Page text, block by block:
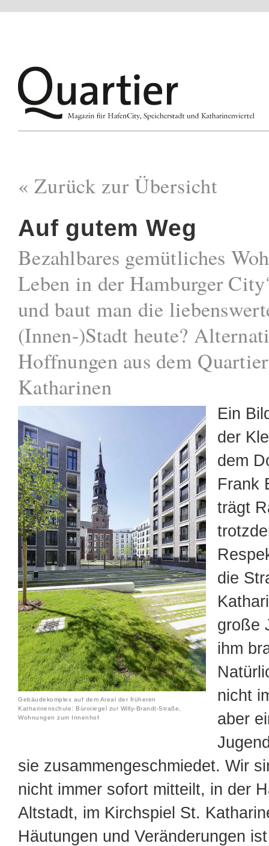
« Zurück zur Übersicht
Auf gutem Weg
Bezahlbares gemütliches
Leben in der Hamburger
und baut man die
(Innen-)Stadt heute?
Hoffnungen aus dem
Katharinen
Gebäudekomplex auf dem Areal der früheren
Katharinenschule: Büroriegel zur Willy-Brandt-Straße,
Wohnungen zum Innenhof
Ein
der
dem
Frank
trägt
die
große
ihm
nicht
aber
sie zusammengeschmiedet. Wir
nicht immer sofort mitteilt, in der
Altstadt, im Kirchspiel St.
Häutungen und Veränderungen